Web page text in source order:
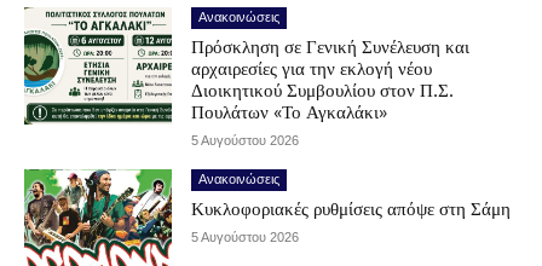
Ανακοινώσεις
Πρόσκληση σε Γενική Συνέλευση και
αρχαιρεσίες για την εκλογή νέου
Διοικητικού Συμβουλίου στον Π.Σ.
Πουλάτων «Το Αγκαλάκι»
5 Αυγούστου 2026
Ανακοινώσεις
Κυκλοφοριακές ρυθμίσεις απόψε στη Σάμη
5 Αυγούστου 2026